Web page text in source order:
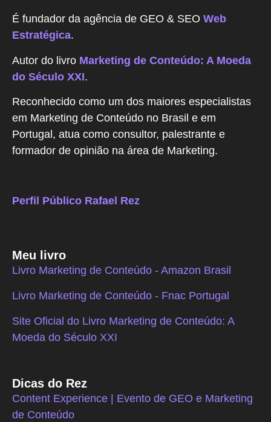
É fundador da agência de GEO & SEO Web
Estratégica.
Autor do livro Marketing de Conteúdo: A Moeda
do Século XXI.
Reconhecido como um dos maiores especialistas
em Marketing de Conteúdo no Brasil e em
Portugal, atua como consultor, palestrante e
formador de opinião na área de Marketing.
Perfil Público Rafael Rez
Meu livro
Livro Marketing de Conteúdo - Amazon Brasil
Livro Marketing de Conteúdo - Fnac Portugal
Site Oficial do Livro Marketing de Conteúdo: A
Moeda do Século XXI
Dicas do Rez
Content Experience | Evento de GEO e Marketing
de Conteúdo